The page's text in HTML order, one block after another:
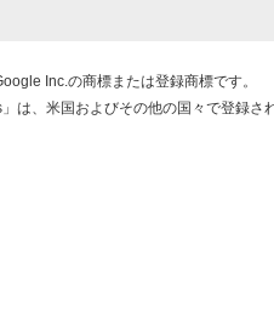
Inc.の商標または登録商標です。
は、米国およびその他の国々で登録